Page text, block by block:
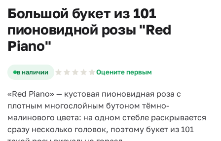
Большой букет из 101
пионовидной розы "Red
Piano"
в наличии Оцените первым
«Red Piano» — кустовая пионовидная роза с
плотным многослойным бутоном тёмно-
малинового цвета: на одном стебле раскрывается
сразу несколько головок, поэтому букет из 101